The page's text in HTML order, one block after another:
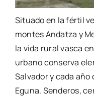
Situado en la fértil
montes Andatza y
la vida rural vasca
urbano conserva
Salvador y cada
Eguna. Senderos,